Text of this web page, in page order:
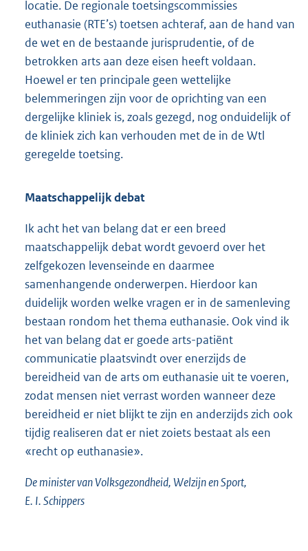
locatie. De regionale toetsingscommissies
euthanasie (RTE’s) toetsen achteraf, aan de hand van
de wet en de bestaande jurisprudentie, of de
betrokken arts aan deze eisen heeft voldaan.
Hoewel er ten principale geen wettelijke
belemmeringen zijn voor de oprichting van een
dergelijke kliniek is, zoals gezegd, nog onduidelijk of
de kliniek zich kan verhouden met de in de Wtl
geregelde toetsing.
Maatschappelijk debat
Ik acht het van belang dat er een breed
maatschappelijk debat wordt gevoerd over het
zelfgekozen levenseinde en daarmee
samenhangende onderwerpen. Hierdoor kan
duidelijk worden welke vragen er in de samenleving
bestaan rondom het thema euthanasie. Ook vind ik
het van belang dat er goede arts-patiënt
communicatie plaatsvindt over enerzijds de
bereidheid van de arts om euthanasie uit te voeren,
zodat mensen niet verrast worden wanneer deze
bereidheid er niet blijkt te zijn en anderzijds zich ook
tijdig realiseren dat er niet zoiets bestaat als een
«recht op euthanasie».
De minister van Volksgezondheid, Welzijn en Sport,
E. I. Schippers